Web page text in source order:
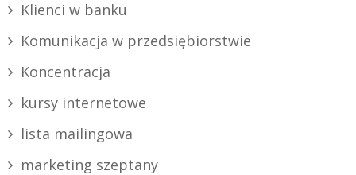
Klienci w banku
Komunikacja w przedsiębiorstwie
Koncentracja
kursy internetowe
lista mailingowa
marketing szeptany